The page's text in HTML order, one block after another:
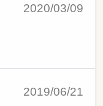
2020/03/09
2019/06/21